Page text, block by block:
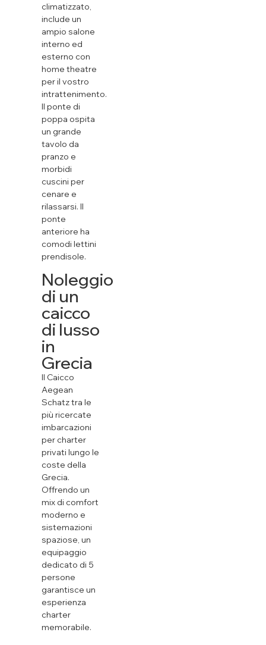
climatizzato,
include un
ampio salone
interno ed
esterno con
home theatre
per il vostro
intrattenimento.
Il ponte di
poppa ospita
un grande
tavolo da
pranzo e
morbidi
cuscini per
cenare e
rilassarsi. Il
ponte
anteriore ha
comodi lettini
prendisole.
Noleggio
di un
caicco
di lusso
in
Grecia
Il Caicco
Aegean
Schatz tra le
più ricercate
imbarcazioni
per charter
privati ​​lungo le
coste della
Grecia.
Offrendo un
mix di comfort
moderno e
sistemazioni
spaziose, un
equipaggio
dedicato di 5
persone
garantisce un
esperienza
charter
memorabile.